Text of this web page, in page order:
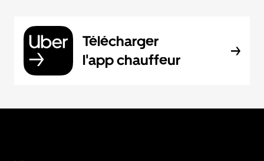
Télécharger
l'app chauffeur